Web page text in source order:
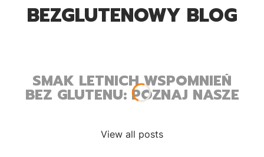
BEZGLUTENOWY BLOG
SMAK LETNICH WSPOMNIEŃ
BEZ GLUTENU: POZNAJ NASZE
WYJĄTKOWE PIEROGI Z
View all posts